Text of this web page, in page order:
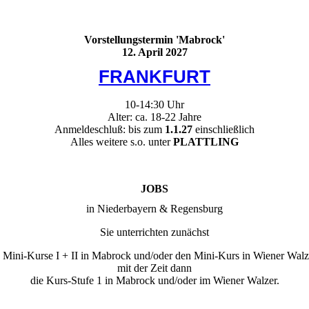
Vorstellungstermin 'Mabrock'
12. April 2027
FRANKFURT
10-14:30 Uhr
Alter: ca. 18-22 Jahre
Anmeldeschluß: bis zum 1.1.27 einschließlich
Alles weitere s.o. unterPLATTLING
JOBS
in Niederbayern & Regensburg
Sie unterrichten zunächst
Mini-Kurse I + II in Mabrock und/oder den Mini-Kurs in Wiener
mit der Zeit dann
die Kurs-Stufe 1 in Mabrock und/oder im Wiener Walzer.